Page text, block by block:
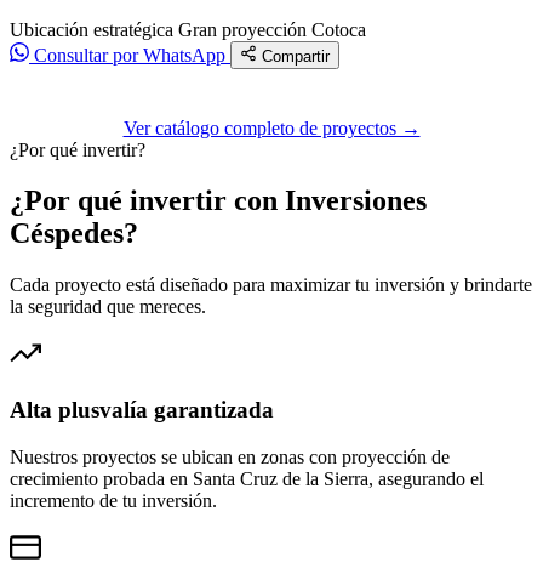
Ubicación estratégica Gran proyección Cotoca
Consultar por WhatsApp
Compartir
Ver catálogo completo de proyectos →
¿Por qué invertir?
¿Por qué invertir con Inversiones
Céspedes?
Cada proyecto está diseñado para maximizar tu inversión y brindarte
la seguridad que mereces.
Alta plusvalía garantizada
Nuestros proyectos se ubican en zonas con proyección de
crecimiento probada en Santa Cruz de la Sierra, asegurando el
incremento de tu inversión.